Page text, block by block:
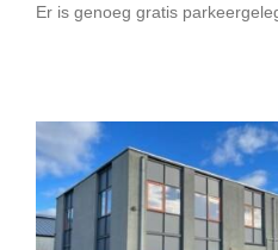
Er is genoeg gratis